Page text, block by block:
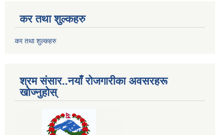
कर तथा शुल्कहरु
कर तथा शुल्कहरु
श्रम संसार..नयाँ रोजगारीका अवसरहरू
खोज्नुहोस्